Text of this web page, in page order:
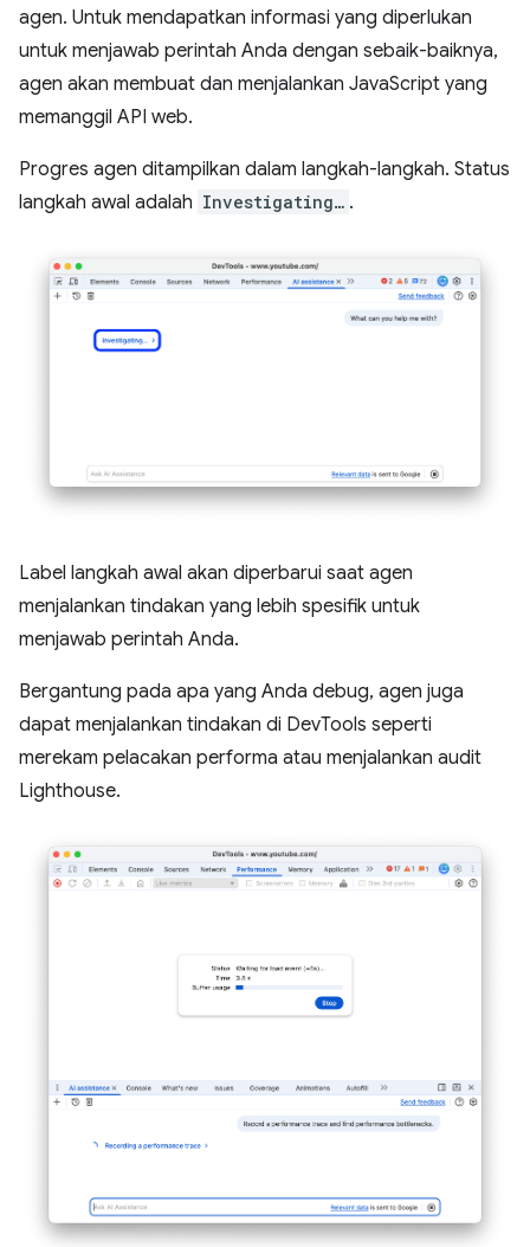
agen. Untuk mendapatkan informasi yang diperlukan
untuk menjawab perintah Anda dengan sebaik-baiknya,
agen akan membuat dan menjalankan JavaScript yang
memanggil API web.
Progres agen ditampilkan dalam langkah-langkah. Status
langkah awal adalah Investigating… .
Label langkah awal akan diperbarui saat agen
menjalankan tindakan yang lebih spesifik untuk
menjawab perintah Anda.
Bergantung pada apa yang Anda debug, agen juga
dapat menjalankan tindakan di DevTools seperti
merekam pelacakan performa atau menjalankan audit
Lighthouse.